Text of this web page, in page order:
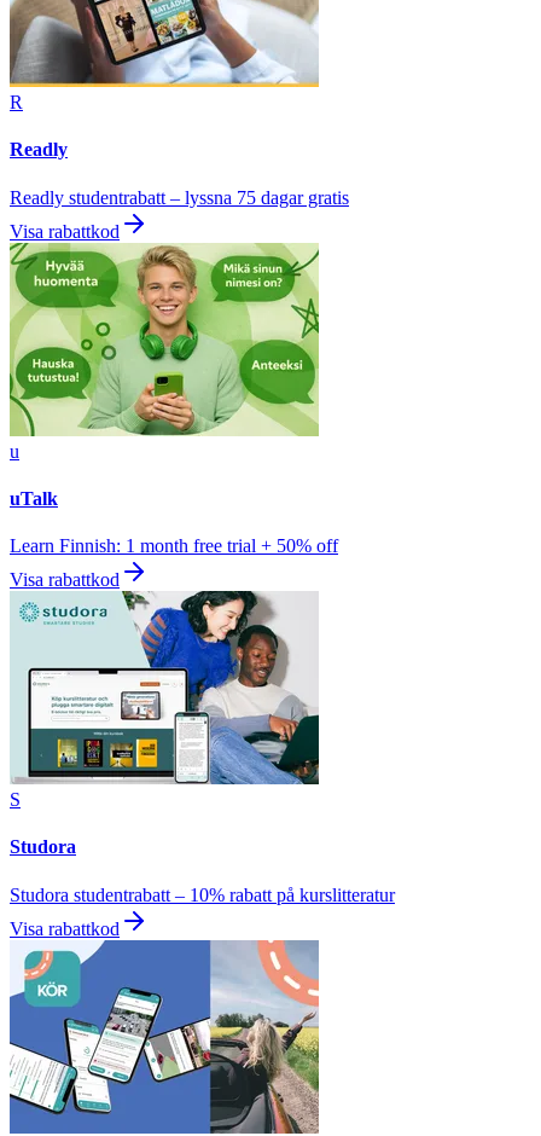
R
Readly
Readly studentrabatt – lyssna 75 dagar gratis
Visa rabattkod
u
uTalk
Learn Finnish: 1 month free trial + 50% off
Visa rabattkod
S
Studora
Studora studentrabatt – 10% rabatt på kurslitteratur
Visa rabattkod